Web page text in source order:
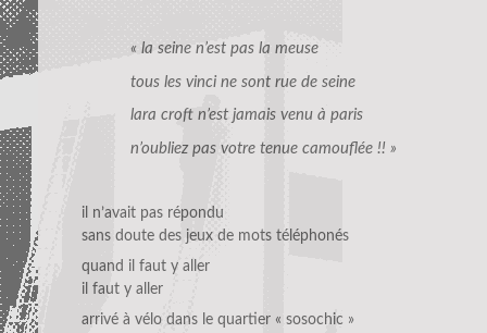
« la seine n’est pas la meuse
tous les vinci ne sont rue de seine
lara croft n’est jamais venu à paris
n’oubliez pas votre tenue camouflée !! »
il n’avait pas répondu
sans doute des jeux de mots téléphonés
quand il faut y aller
il faut y aller
arrivé à vélo dans le quartier « sosochic »